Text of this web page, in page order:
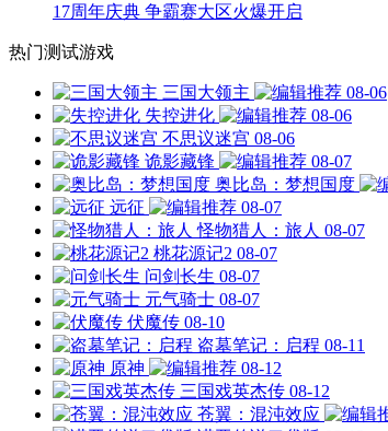
17周年庆典 争霸赛大区火爆开启
热门测试游戏
三国大领主
08-06
失控进化
08-06
不思议迷宫 08-06
诡影藏锋
08-07
奥比岛：梦想国度
远征
08-07
怪物猎人：旅人 08-07
桃花源记2 08-07
问剑长生 08-07
元气骑士 08-07
伏魔传 08-10
盗墓笔记：启程 08-11
原神
08-12
三国戏英杰传 08-12
苍翼：混沌效应